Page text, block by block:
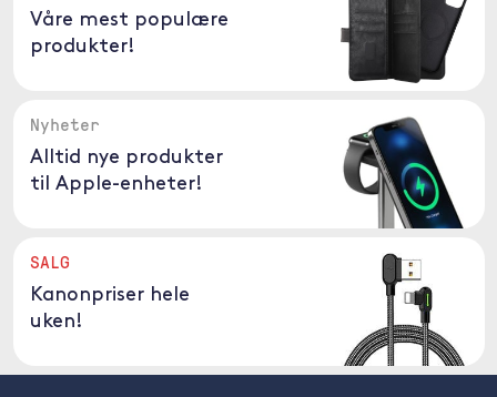
Våre mest populære
produkter!
Nyheter
Alltid nye produkter
til Apple-enheter!
SALG
Kanonpriser hele
uken!